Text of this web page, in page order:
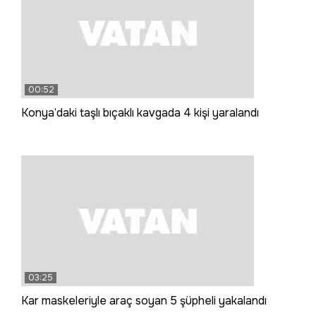
00:52
Konya’daki taşlı bıçaklı kavgada 4 kişi yaralandı
03:25
Kar maskeleriyle araç soyan 5 şüpheli yakalandı